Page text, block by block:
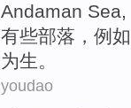
Andaman Sea,
有些部落 ， 例如
为生。
youdao